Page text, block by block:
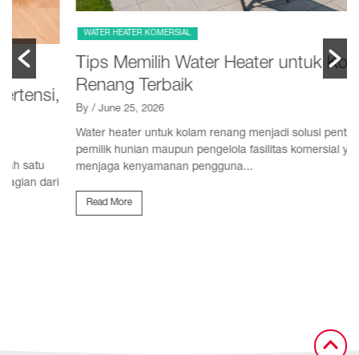
WATER HEATER KOMERSIAL
Tips Memilih Water Heater untuk Kolam
Renang Terbaik
/ June 25, 2026
Water heater untuk kolam renang menjadi solusi penting bagi
pemilik hunian maupun pengelola fasilitas komersial yang ingin
menjaga kenyamanan pengguna...